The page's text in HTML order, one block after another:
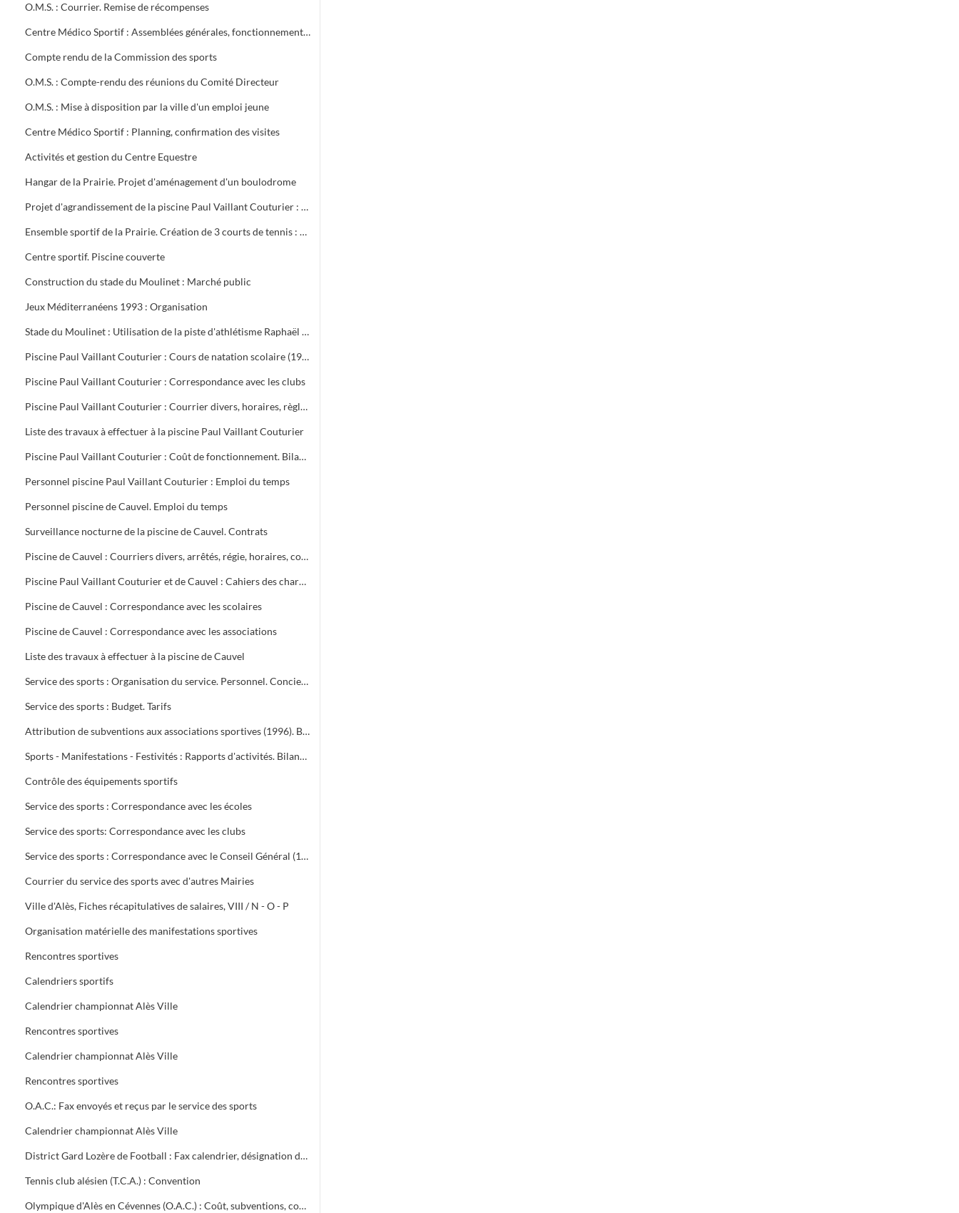
O.M.S. : Courrier. Remise de récompenses
Centre Médico Sportif : Assemblées générales, fonctionnement, projet de contrat, subvention
Compte rendu de la Commission des sports
O.M.S. : Compte-rendu des réunions du Comité Directeur
O.M.S. : Mise à disposition par la ville d'un emploi jeune
Centre Médico Sportif : Planning, confirmation des visites
Activités et gestion du Centre Equestre
Hangar de la Prairie. Projet d'aménagement d'un boulodrome
Projet d'agrandissement de la piscine Paul Vaillant Couturier : 6 plans
Ensemble sportif de la Prairie. Création de 3 courts de tennis : 1ère tranche (1997). Projet d'éclairage (1983)
Centre sportif. Piscine couverte
Construction du stade du Moulinet : Marché public
Jeux Méditerranéens 1993 : Organisation
Stade du Moulinet : Utilisation de la piste d'athlétisme Raphaël Pujazon
Piscine Paul Vaillant Couturier : Cours de natation scolaire (1992-1999). Transport des scolaires (1995-1998). Utilisation de la piscine par les scolaires (1997-1998)
Piscine Paul Vaillant Couturier : Correspondance avec les clubs
Piscine Paul Vaillant Couturier : Courrier divers, horaires, règlement des cours, vols, plan d'organisation de secours, accident du 16 juin 1997, procès-verbal de la Commission de Sécurité
Liste des travaux à effectuer à la piscine Paul Vaillant Couturier
Piscine Paul Vaillant Couturier : Coût de fonctionnement. Bilan d'activité
Personnel piscine Paul Vaillant Couturier : Emploi du temps
Personnel piscine de Cauvel. Emploi du temps
Surveillance nocturne de la piscine de Cauvel. Contrats
Piscine de Cauvel : Courriers divers, arrêtés, régie, horaires, convention chèques loisirs temps libre, procès-verbal Commission de sécurité
Piscine Paul Vaillant Couturier et de Cauvel : Cahiers des charges signés par les clubs
Piscine de Cauvel : Correspondance avec les scolaires
Piscine de Cauvel : Correspondance avec les associations
Liste des travaux à effectuer à la piscine de Cauvel
Service des sports : Organisation du service. Personnel. Concierges. Notes de service
Service des sports : Budget. Tarifs
Attribution de subventions aux associations sportives (1996). Bilans financiers des clubs (1995-1996)
Sports - Manifestations - Festivités : Rapports d'activités. Bilans financiers
Contrôle des équipements sportifs
Service des sports : Correspondance avec les écoles
Service des sports: Correspondance avec les clubs
Service des sports : Correspondance avec le Conseil Général (1996-1999), Conseil Régional (1996-2000), Préfecture du Gard (1995-1997), Direction Départementale jeunesse et sports (1995-2000)
Courrier du service des sports avec d'autres Mairies
Ville d'Alès, Fiches récapitulatives de salaires, VIII / N - O - P
Organisation matérielle des manifestations sportives
Rencontres sportives
Calendriers sportifs
Calendrier championnat Alès Ville
Rencontres sportives
Calendrier championnat Alès Ville
Rencontres sportives
O.A.C.: Fax envoyés et reçus par le service des sports
Calendrier championnat Alès Ville
District Gard Lozère de Football : Fax calendrier, désignation des terrains
Tennis club alésien (T.C.A.) : Convention
Olympique d'Alès en Cévennes (O.A.C.) : Coût, subventions, contrat d'objectifs, courrier